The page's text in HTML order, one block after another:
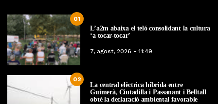
01
L’a2m abaixa el teló consolidant la cultura
‘a tocar-tocar’
7, agost, 2026 - 11:49
02
La central elèctrica híbrida entre
Guimerà, Ciutadilla i Passanant i Belltall
obté la declaració ambiental favorable